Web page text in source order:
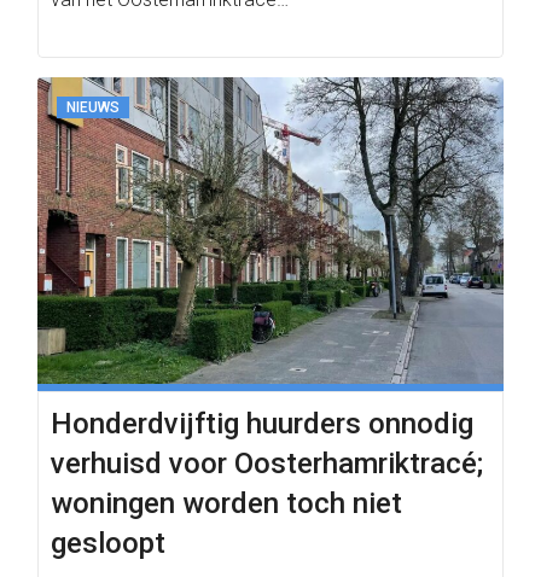
NIEUWS
Honderdvijftig huurders onnodig
verhuisd voor Oosterhamriktracé;
woningen worden toch niet
gesloopt